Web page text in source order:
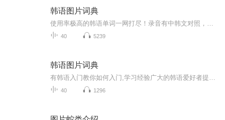
韩语图片词典
40 5239
韩语图片词典
40 1296